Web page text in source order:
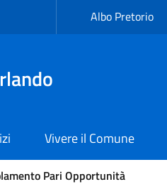
Albo Pretorio
Vivere il Comune
Pari Opportunità